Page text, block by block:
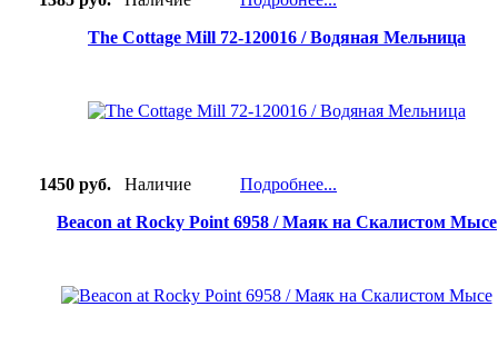
The Cottage Mill 72-120016 / Водяная Мельница
1450 руб. Наличие
Подробнее...
Beacon at Rocky Point 6958 / Маяк на Скалистом Мысе